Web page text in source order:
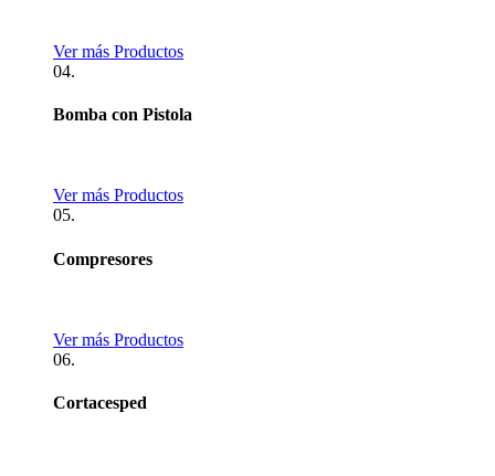
Ver más Productos
04.
Bomba con Pistola
Ver más Productos
05.
Compresores
Ver más Productos
06.
Cortacesped